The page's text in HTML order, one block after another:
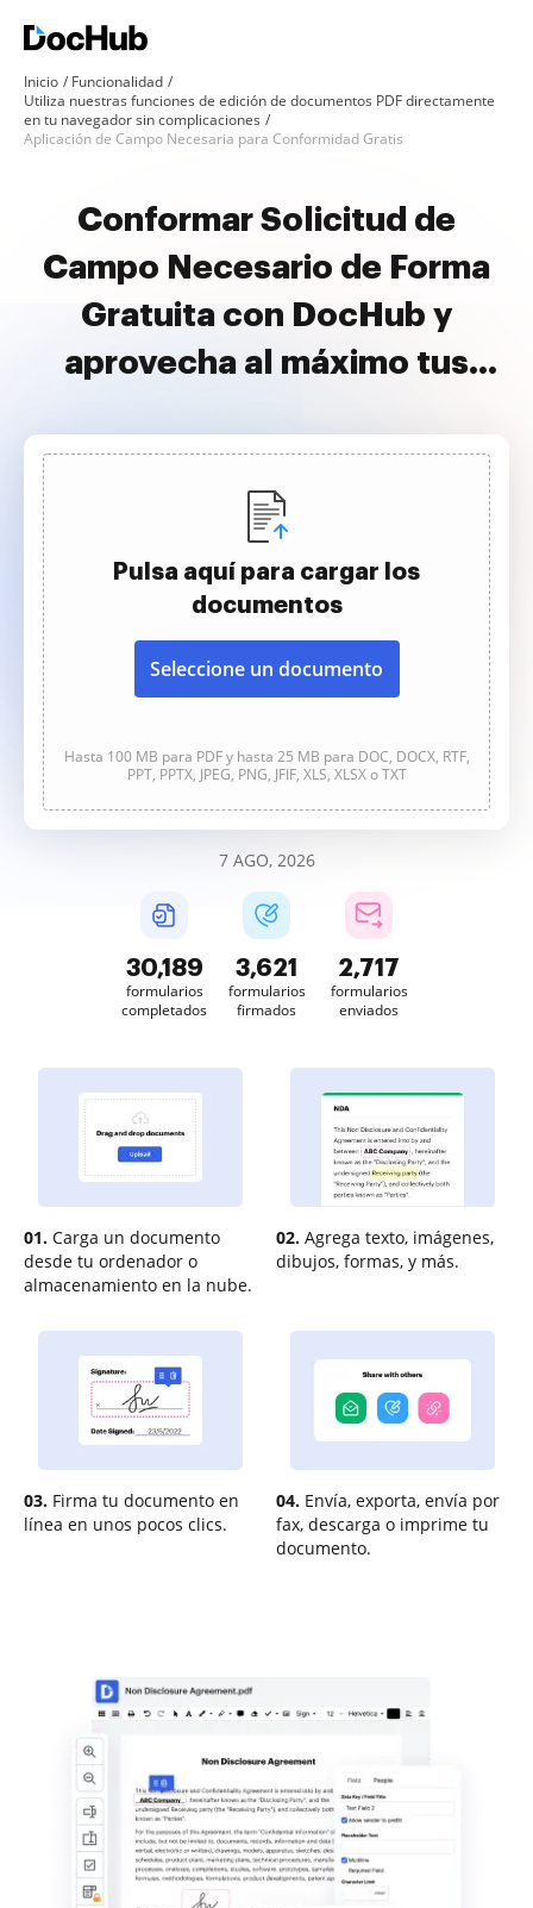
Inicio
Funcionalidad
Utiliza nuestras funciones de edición de documentos PDF directamente
en tu navegador sin complicaciones
Aplicación de Campo Necesaria para Conformidad Gratis
Conformar Solicitud de
Campo Necesario de Forma
Gratuita con DocHub y
aprovecha al máximo tus
Pulsa aquí para cargar los
documentos
Seleccione un documento
Hasta 100 MB para PDF y hasta 25 MB para DOC, DOCX, RTF,
PPT, PPTX, JPEG, PNG, JFIF, XLS, XLSX o TXT
7 AGO, 2026
30,189
formularios
completados
3,621
formularios
firmados
2,717
formularios
enviados
01. Carga un documento
desde tu ordenador o
almacenamiento en la nube.
02. Agrega texto, imágenes,
dibujos, formas, y más.
03. Firma tu documento en
línea en unos pocos clics.
04. Envía, exporta, envía por
fax, descarga o imprime tu
documento.